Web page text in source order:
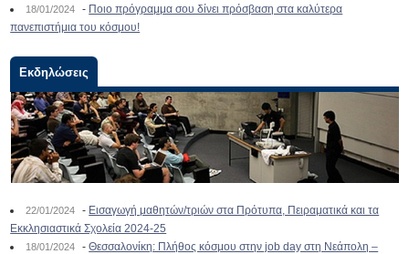
18/01/2024 - Ποιο πρόγραμμα σου δίνει πρόσβαση στα καλύτερα
πανεπιστήμια του κόσμου!
Εκδηλώσεις
22/01/2024 - Εισαγωγή μαθητών/τριών στα Πρότυπα, Πειραματικά και τα
Εκκλησιαστικά Σχολεία 2024-25
18/01/2024 -Θεσσαλονίκη: Πλήθος κόσμου στην job day στη Νεάπολη –